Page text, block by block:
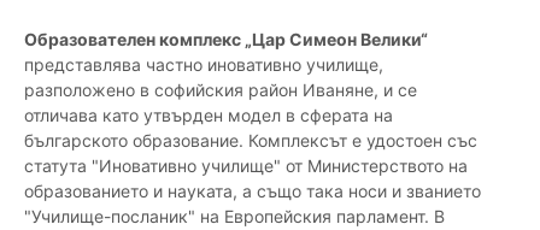
Образователен комплекс „Цар Симеон Велики“
представлява частно иновативно училище,
разположено в софийския район Иваняне, и се
отличава като утвърден модел в сферата на
българското образование. Комплексът е удостоен със
статута "Иновативно училище" от Министерството на
образованието и науката, а също така носи и званието
"Училище-посланик" на Европейския парламент. В